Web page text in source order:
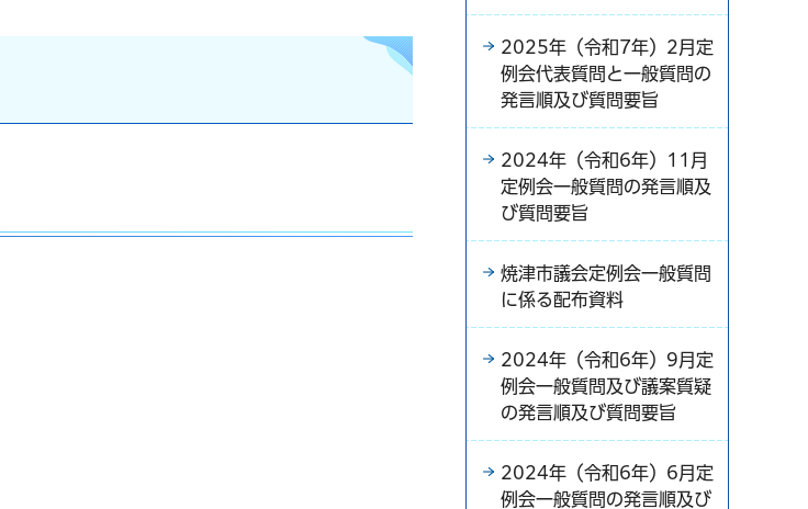
2025年（令和7年）2月定
例会代表質問と一般質問の
発言順及び質問要旨
2024年（令和6年）11月
定例会一般質問の発言順及
び質問要旨
焼津市議会定例会一般質問
に係る配布資料
2024年（令和6年）9月定
例会一般質問及び議案質疑
の発言順及び質問要旨
2024年（令和6年）6月定
例会一般質問の発言順及び